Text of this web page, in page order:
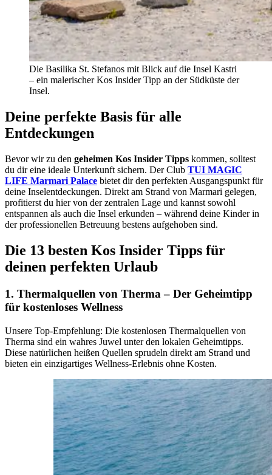
Die Basilika St. Stefanos mit Blick auf die Insel Kastri
– ein malerischer Kos Insider Tipp an der Südküste der
Insel.
Deine perfekte Basis für alle
Entdeckungen
Bevor wir zu den geheimen Kos Insider Tipps kommen, solltest
du dir eine ideale Unterkunft sichern. Der Club TUI MAGIC
LIFE Marmari Palace bietet dir den perfekten Ausgangspunkt für
deine Inselentdeckungen. Direkt am Strand von Marmari gelegen,
profitierst du hier von der zentralen Lage und kannst sowohl
entspannen als auch die Insel erkunden – während deine Kinder in
der professionellen Betreuung bestens aufgehoben sind.
Die 13 besten Kos Insider Tipps für
deinen perfekten Urlaub
1. Thermalquellen von Therma – Der Geheimtipp
für kostenloses Wellness
Unsere Top-Empfehlung: Die kostenlosen Thermalquellen von
Therma sind ein wahres Juwel unter den lokalen Geheimtipps.
Diese natürlichen heißen Quellen sprudeln direkt am Strand und
bieten ein einzigartiges Wellness-Erlebnis ohne Kosten.